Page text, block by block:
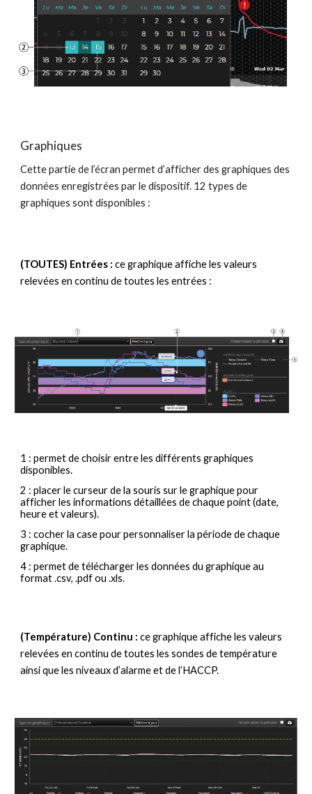
Graphiques
Cette partie de l’écran permet d’afficher des graphiques des
données enregistrées par le dispositif. 12 types de
graphiques sont disponibles :
(TOUTES) Entrées : ce graphique affiche les valeurs
relevées en continu de toutes les entrées :
1 : permet de choisir entre les différents graphiques
disponibles.
2 : placer le curseur de la souris sur le graphique pour
afficher les informations détaillées de chaque point (date,
heure et valeurs).
3 : cocher la case pour personnaliser la période de chaque
graphique.
4 : permet de télécharger les données du graphique au
format .csv, .pdf ou .xls.
(Température) Continu : ce graphique affiche les valeurs
relevées en continu de toutes les sondes de température
ainsi que les niveaux d’alarme et de l’HACCP.